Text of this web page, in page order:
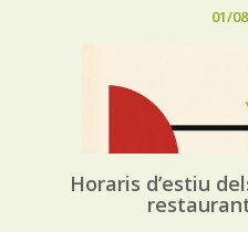
01/
Horaris d’estiu